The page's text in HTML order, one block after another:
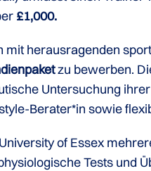
£1,000.
mit herausragenden
zu bewerben.
Untersuchung
Berater*in sowie
of Essex
Tests und